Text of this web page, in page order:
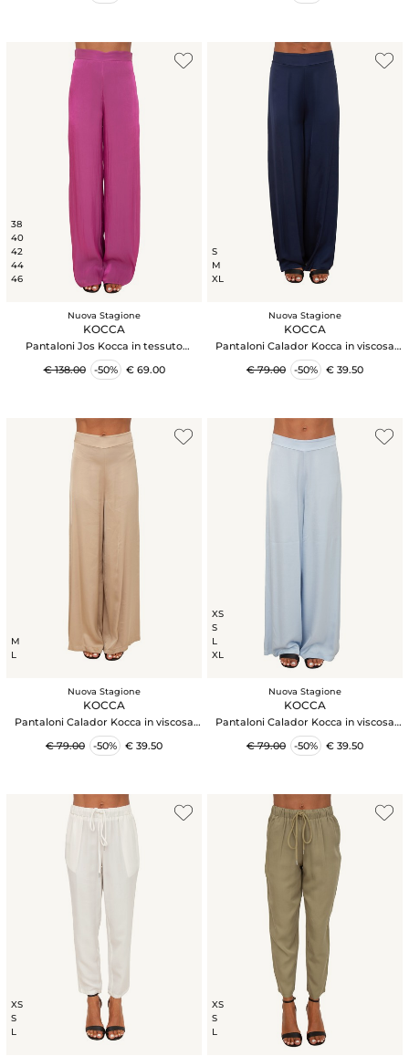
38
40
42
44
46
Nuova Stagione
KOCCA
Pantaloni Jos Kocca in tessuto
leggero viola
€ 138.00
-50% € 69.00
S
M
XL
Nuova Stagione
KOCCA
Pantaloni Calador Kocca in viscosa
blu
€ 79.00
-50% € 39.50
M
L
Nuova Stagione
KOCCA
Pantaloni Calador Kocca in viscosa
beige
€ 79.00
-50% € 39.50
XS
S
L
XL
Nuova Stagione
KOCCA
Pantaloni Calador Kocca in viscosa
azzurra
€ 79.00
-50% € 39.50
XS
S
L
XS
S
L